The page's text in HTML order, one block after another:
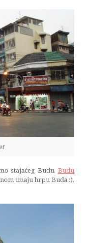
stajaćeg Budu, Budu
imaju hrpu Buda :),